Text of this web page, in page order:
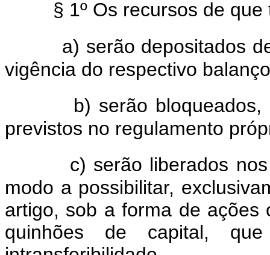
§ 1º Os recursos de
a) serão depositados
vigência do respectivo
b) serão
previstos no regulamento
c) serão liberados
modo a possibilitar,
artigo, sob a forma de ações
quinhões de capital,